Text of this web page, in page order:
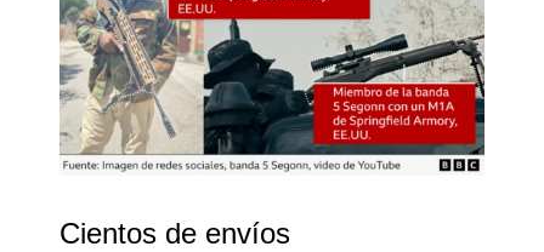
Cientos de envíos